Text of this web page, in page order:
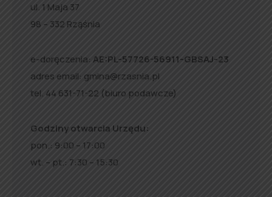
ul. 1 Maja 37
98 – 332 Rząśnia
e-doręczenia: AE:PL-57726-56911-GBSAJ-23
adres email: gmina@rzasnia.pl
tel. 44 631-71-22 (biuro podawcze)
Godziny otwarcia Urzędu:
pon.: 9:00 – 17:00
wt. – pt.: 7:30 – 15:30